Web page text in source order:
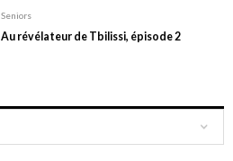
Seniors
Au révélateur de Tbilissi, épisode 2